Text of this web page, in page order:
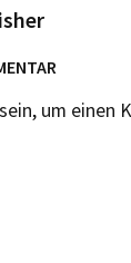
sein, um einen